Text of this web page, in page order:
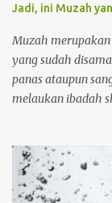
Jadi, ini Muzah
Muzah
yang sudah
panas ataupun
melaukan ibadah
diusap saja.
adalah sebagai
Muzah yang boleh